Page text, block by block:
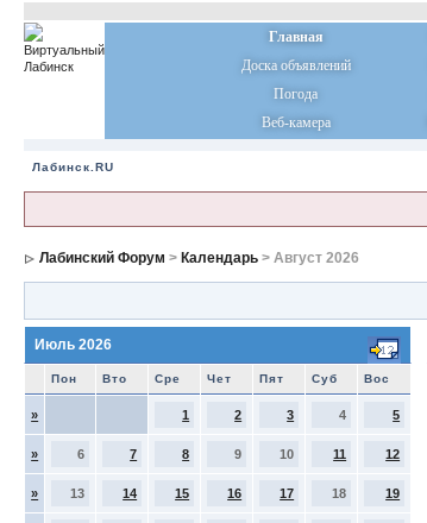
Главная
Доска объявлений
Погода
Веб-камера
Лабинск.RU
Лабинский Форум > Календарь > Август 2026
Июль 2026
Пон Вто Сре Чет Пят Суб Вос
» 1 2 3 4 5
» 6 7 8 9 10 11 12
» 13 14 15 16 17 18 19